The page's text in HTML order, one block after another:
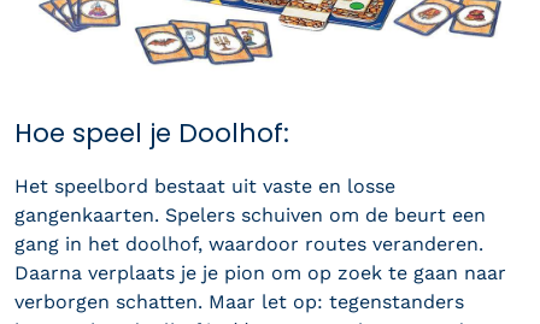
Hoe speel je Doolhof:
Het speelbord bestaat uit vaste en losse
gangenkaarten. Spelers schuiven om de beurt een
gang in het doolhof, waardoor routes veranderen.
Daarna verplaats je je pion om op zoek te gaan naar
verborgen schatten. Maar let op: tegenstanders